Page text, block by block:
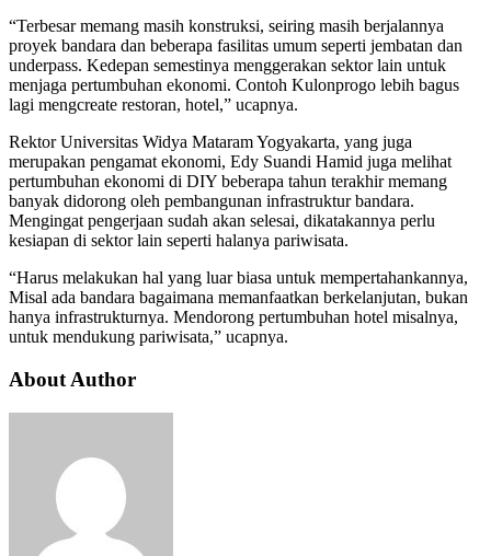
“Terbesar memang masih konstruksi, seiring masih berjalannya
proyek bandara dan beberapa fasilitas umum seperti jembatan dan
underpass. Kedepan semestinya menggerakan sektor lain untuk
menjaga pertumbuhan ekonomi. Contoh Kulonprogo lebih bagus
lagi mengcreate restoran, hotel,” ucapnya.
Rektor Universitas Widya Mataram Yogyakarta, yang juga
merupakan pengamat ekonomi, Edy Suandi Hamid juga melihat
pertumbuhan ekonomi di DIY beberapa tahun terakhir memang
banyak didorong oleh pembangunan infrastruktur bandara.
Mengingat pengerjaan sudah akan selesai, dikatakannya perlu
kesiapan di sektor lain seperti halanya pariwisata.
“Harus melakukan hal yang luar biasa untuk mempertahankannya,
Misal ada bandara bagaimana memanfaatkan berkelanjutan, bukan
hanya infrastrukturnya. Mendorong pertumbuhan hotel misalnya,
untuk mendukung pariwisata,” ucapnya.
About Author